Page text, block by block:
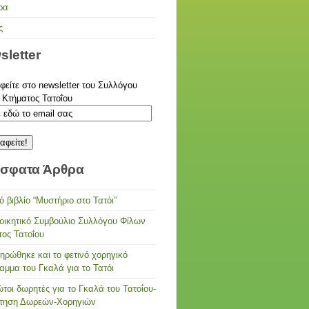
στο newsletter του Συλλόγου
Τατοΐου
Άρθρα
βιβλίο “Μυστήριο στο Τατόι”
Συμβούλιο Συλλόγου Φίλων
Τατοΐου
και το φετινό χορηγικό
του Γκαλά για το Τατόι
δωρητές για το Γκαλά του Τατοΐου-
Δωρεών-Χορηγιών